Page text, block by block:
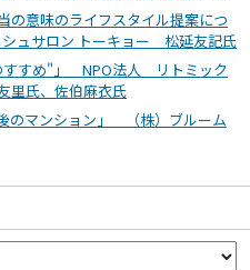
の意味のライフスタイル提案につ
シュサロン トーキョー 松延友記氏
すすめ"」 NPO法人 リトミック
里氏、佐伯麻衣氏
のマンション」 （株）ブルーム